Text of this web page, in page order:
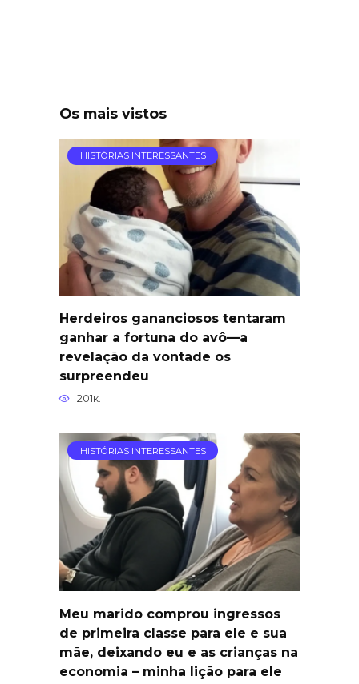
Os mais vistos
HISTÓRIAS INTERESSANTES
Herdeiros gananciosos tentaram
ganhar a fortuna do avô—a
revelação da vontade os
surpreendeu
201к.
HISTÓRIAS INTERESSANTES
Meu marido comprou ingressos
de primeira classe para ele e sua
mãe, deixando eu e as crianças na
economia – minha lição para ele